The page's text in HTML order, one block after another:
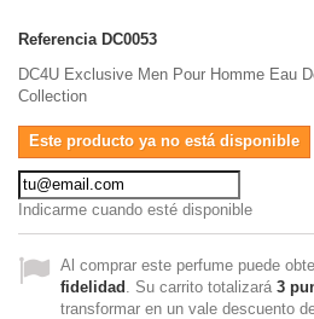
Referencia DC0053
DC4U Exclusive Men Pour Homme Eau
Collection
Este producto ya no está disponible
Indicarme cuando esté disponible
Al comprar este perfume puede
fidelidad . Su carrito totalizará 3
transformar en un vale descuento